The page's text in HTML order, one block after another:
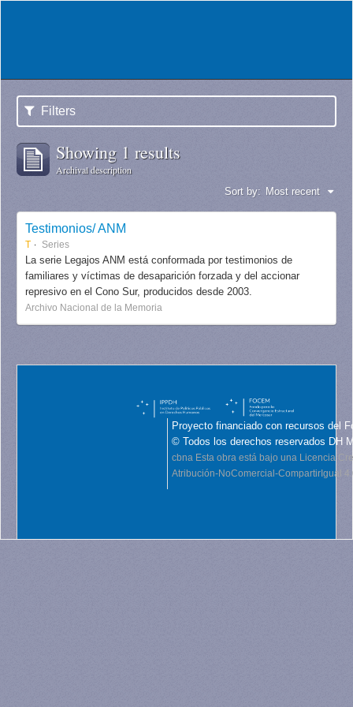
Filters
Showing 1 results
Archival description
Sort by: Most recent
Testimonios/ ANM
T Series
La serie Legajos ANM está conformada por testimonios de
familiares y víctimas de desaparición forzada y del accionar
represivo en el Cono Sur, producidos desde 2003.
Archivo Nacional de la Memoria
Proyecto financiado con recursos del
© Todos los derechos reservados DH
cbna Esta obra está bajo una Licencia
Atribución-NoComercial-CompartirIgual